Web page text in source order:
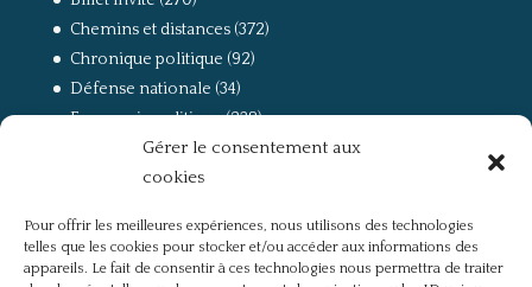
Gérer le consentement aux
cookies
Pour offrir les meilleures expériences, nous utilisons des technologies
telles que les cookies pour stocker et/ou accéder aux informations des
appareils. Le fait de consentir à ces technologies nous permettra de traiter
Chemins et distances(372)
Chronique politique (92)
Défense nationale (34)
Economie politique(238)
(168)
La guerre, la Résistance et la Déportation
Non classé(42)
Partis politiques, intelligentsia, médias(750)